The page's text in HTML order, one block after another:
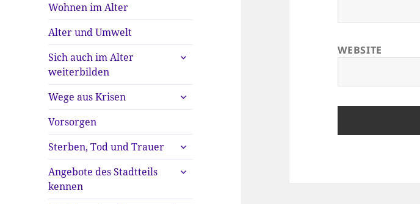
Wohnen im Alter
Alter und Umwelt
Sich auch im Alter
weiterbilden
untermenü
Wege aus Krisen
untermenü
anzeigen
Vorsorgen
Sterben, Tod und Trauer
untermenü
anzeigen
Angebote des Stadtteils
kennen
untermenü
WEBSITE